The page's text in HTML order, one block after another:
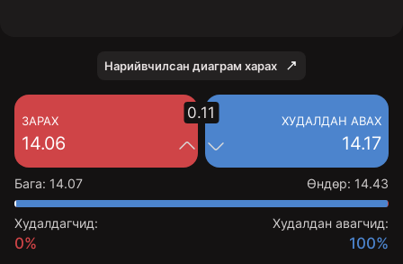
Нарийвчилсан диаграм харах
ЗАРАХ
14.06
ХУДАЛДАН АВАХ
14.17
0.11
Бага: 14.07 Өндөр: 14.43
Худалдагчид:
0%
Худалдан авагчид:
100%